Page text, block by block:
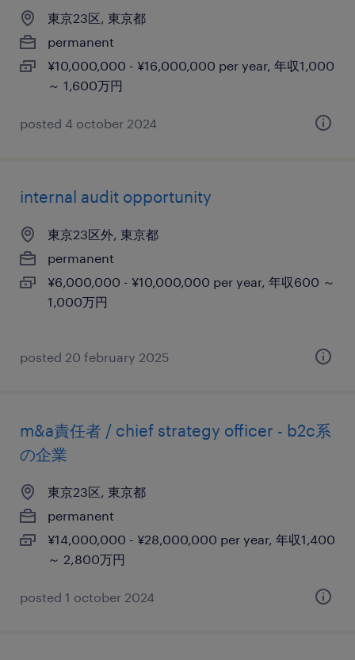
東京23区, 東京都
permanent
¥10,000,000 - ¥16,000,000 per year, 年収1,000
～ 1,600万円
posted 4 october 2024
internal audit opportunity
東京23区外, 東京都
permanent
¥6,000,000 - ¥10,000,000 per year, 年収600 ～
1,000万円
posted 20 february 2025
m&a責任者 / chief strategy officer - b2c系
の企業
東京23区, 東京都
permanent
¥14,000,000 - ¥28,000,000 per year, 年収1,400
～ 2,800万円
posted 1 october 2024